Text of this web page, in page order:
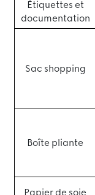
Étiquettes et
documentation
Sac shopping
Boîte pliante
Papier de soie